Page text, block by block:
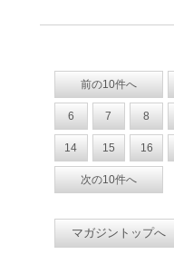
前の10件へ
6 7 8
14 15 16
次の10件へ
マガジントップへ